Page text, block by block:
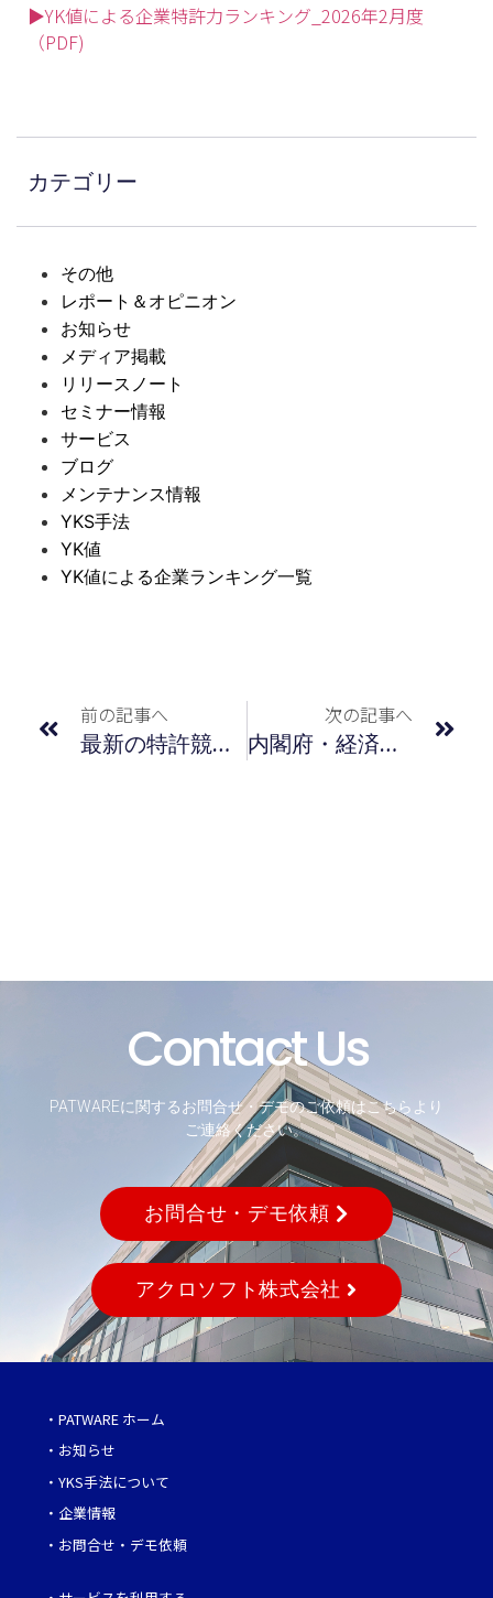
▶YK値による企業特許力ランキング_2026年2月度
（PDF)
カテゴリー
その他
レポート＆オピニオン
お知らせ
メディア掲載
リリースノート
セミナー情報
サービス
ブログ
メンテナンス情報
YKS手法
YK値
YK値による企業ランキング一覧
前の記事へ
最新の特許競争力指標（ＹＫ値）による企業ランキング／2026年1月度
次の記事へ
内閣府・経済産業省共催検討会資料に 知財・無形資産ガバナンスの好事例が掲載されました
Contact Us
PATWAREに関するお問合せ・デモのご依頼はこちらより
ご連絡ください。
お問合せ・デモ依頼
アクロソフト株式会社
・ PATWARE ホーム
・ お知らせ
・ YKS手法について
・ 企業情報
・ お問合せ・デモ依頼